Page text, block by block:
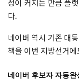
성이 커지는 만큼 플
다.
네이버 역시 기존 대
책을 이번 지방선거
네이버 후보자 자동